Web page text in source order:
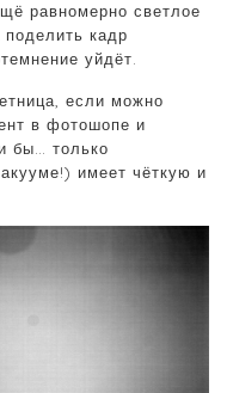
равномерно светлое
кадр
уйдёт.
если можно
в фотошопе и
бы… только
имеет чёткую и